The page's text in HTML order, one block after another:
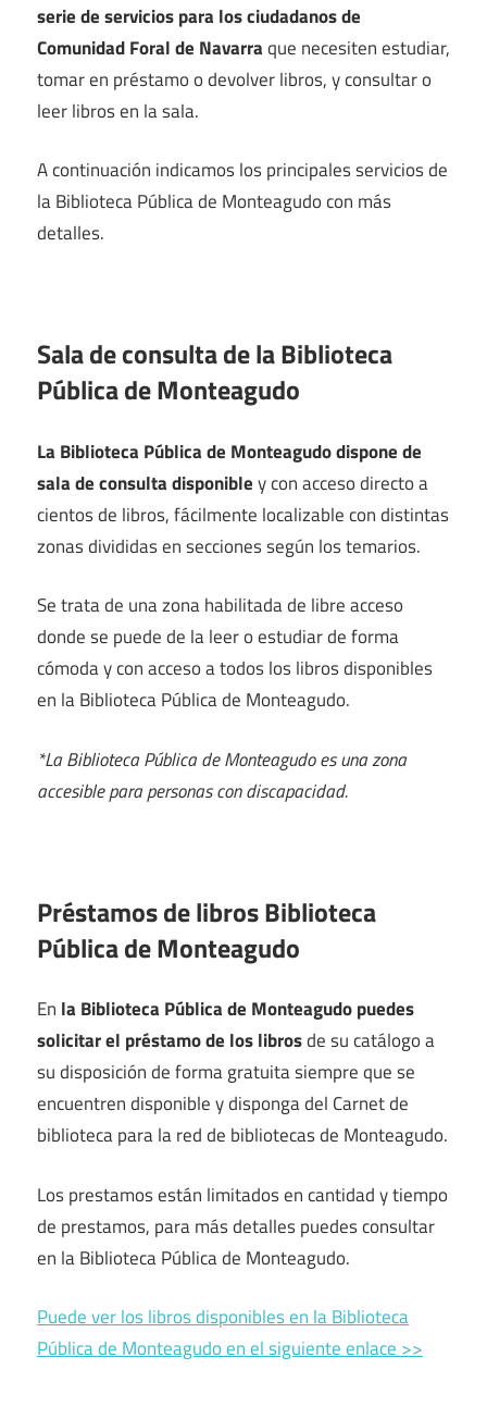
serie de servicios para los ciudadanos de
Comunidad Foral de Navarraque necesiten estudiar,
tomar en préstamo o devolver libros, y consultar o
leer libros en la sala.
A continuación indicamos los principales servicios de
la Biblioteca Pública de Monteagudo con más
detalles.
Sala de consulta de la Biblioteca
Pública de Monteagudo
La Biblioteca Pública de Monteagudo dispone de
sala de consulta disponibley con acceso directo a
cientos de libros, fácilmente localizable con distintas
zonas divididas en secciones según los temarios.
Se trata de una zona habilitada de libre acceso
donde se puede de la leer o estudiar de forma
cómoda y con acceso a todos los libros disponibles
en la Biblioteca Pública de Monteagudo.
*La Biblioteca Pública de Monteagudo es una zona
accesible para personas con discapacidad.
Préstamos de libros Biblioteca
Pública de Monteagudo
En la Biblioteca Pública de Monteagudo puedes
solicitar el préstamo de los librosde su catálogo a
su disposición de forma gratuita siempre que se
encuentren disponible y disponga del Carnet de
biblioteca para la red de bibliotecas de Monteagudo.
Los prestamos están limitados en cantidad y tiempo
de prestamos, para más detalles puedes consultar
en la Biblioteca Pública de Monteagudo.
Puede ver los libros disponibles en la Biblioteca
Pública de Monteagudo en el siguiente enlace >>